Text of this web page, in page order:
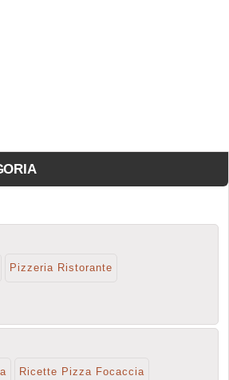
Pizzeria Ristorante
Ricette Pizza Focaccia